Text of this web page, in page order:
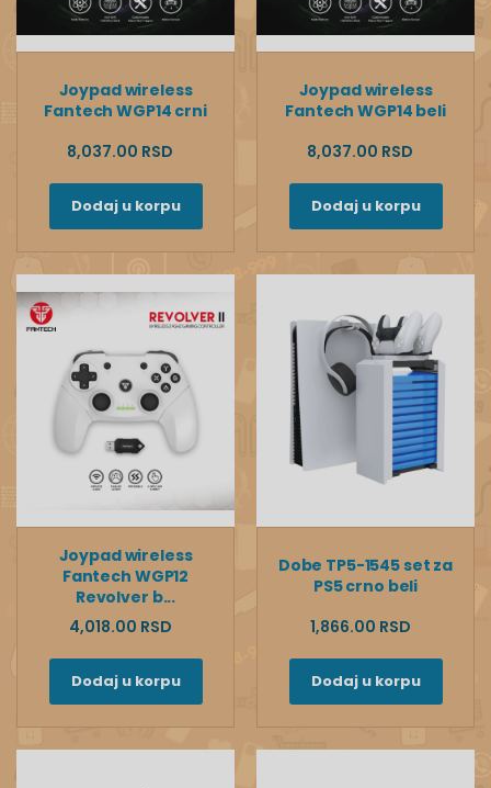
Joypad wireless
Fantech WGP14 crni
8,037.00 RSD
Dodaj u korpu
Joypad wireless
Fantech WGP14 beli
8,037.00 RSD
Dodaj u korpu
Joypad wireless
Fantech WGP12
Revolver b...
4,018.00 RSD
Dodaj u korpu
Dobe TP5-1545 set za
PS5 crno beli
1,866.00 RSD
Dodaj u korpu